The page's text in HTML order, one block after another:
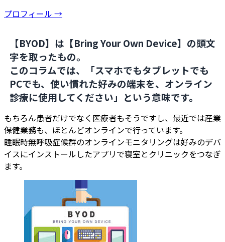
プロフィール →
【BYOD】 は【Bring Your Own Device】の頭文
字を取ったもの。
このコラムでは、
「スマホでもタブレットでも
PCでも、使い慣れた好みの端末を、オンライン
診療に使用してください」 という意味です。
もちろん患者だけでなく医療者もそうですし、最近では産業
保健業務も、ほとんどオンラインで行っています。
睡眠時無呼吸症候群のオンラインモニタリングは好みのデバ
イスにインストールしたアプリで寝室とクリニックをつなぎ
ます。